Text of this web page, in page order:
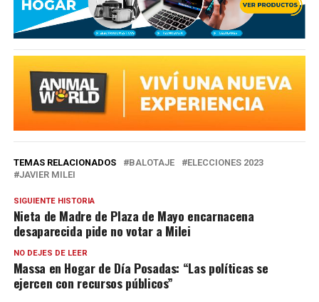
TEMAS RELACIONADOS BALOTAJE
ELECCIONES 2023
JAVIER MILEI
SIGUIENTE HISTORIA
Nieta de Madre de Plaza de Mayo encarnacena
desaparecida pide no votar a Milei
NO DEJES DE LEER
Massa en Hogar de Día Posadas: “Las políticas se
ejercen con recursos públicos”